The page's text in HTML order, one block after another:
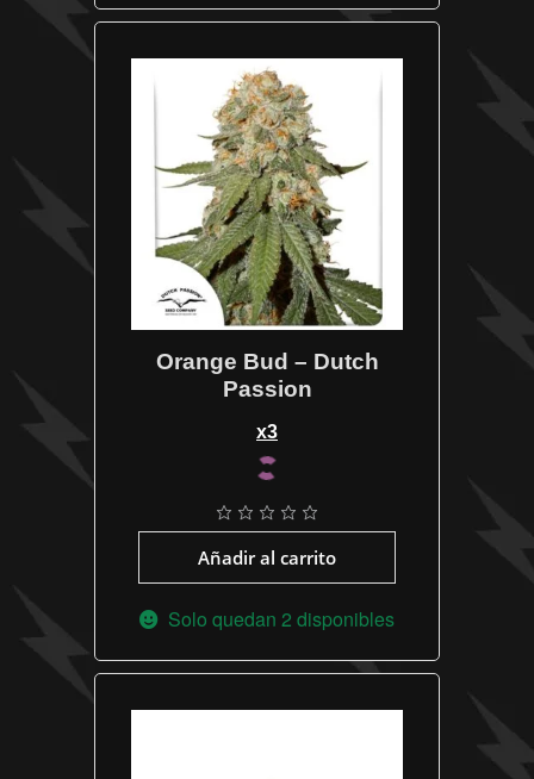
Orange Bud – Dutch
Passion
x3
Añadir al carrito
Solo quedan 2 disponibles